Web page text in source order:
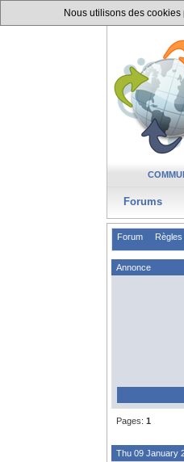
Nous utilisons des
Forums
Forum Règles
Annonce
Pages: 1
Thu 09 January